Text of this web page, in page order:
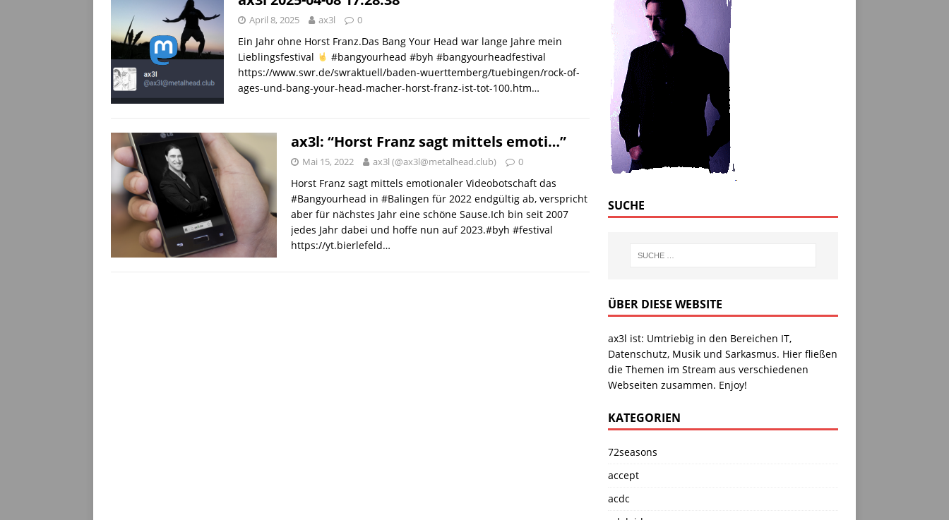
April 8, 2025 ax3l 0
Ein Jahr ohne Horst Franz.Das Bang Your Head war lange Jahre mein
Lieblingsfestival
#bangyourhead #byh #bangyourheadfestival
https://www.swr.de/swraktuell/baden-wuerttemberg/tuebingen/rock-of-
ages-und-bang-your-head-macher-horst-franz-ist-tot-100.htm…
ax3l: “Horst Franz sagt mittels emoti…”
Mai 15, 2022 ax3l (@ax3l@metalhead.club) 0
Horst Franz sagt mittels emotionaler Videobotschaft das
#Bangyourhead in #Balingen für 2022 endgültig ab, verspricht
aber für nächstes Jahr eine schöne Sause.Ich bin seit 2007
jedes Jahr dabei und hoffe nun auf 2023.#byh #festival
https://yt.bierlefeld…
SUCHE
ÜBER DIESE WEBSITE
ax3l ist: Umtriebig in den Bereichen IT,
Datenschutz, Musik und Sarkasmus. Hier fließen
die Themen im Stream aus verschiedenen
Webseiten zusammen. Enjoy!
KATEGORIEN
72seasons
accept
acdc